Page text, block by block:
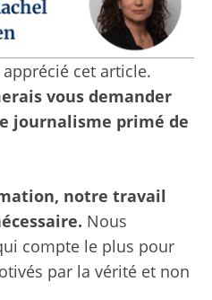
apprécié cet article.
vous demander
journalisme primé de
notre travail
Nous
compte le plus pour
par la vérité et non